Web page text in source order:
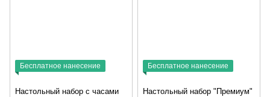
Бесплатное нанесение
Настольный набор с часами
Бесплатное нанесение
Настольный набор "Премиум"